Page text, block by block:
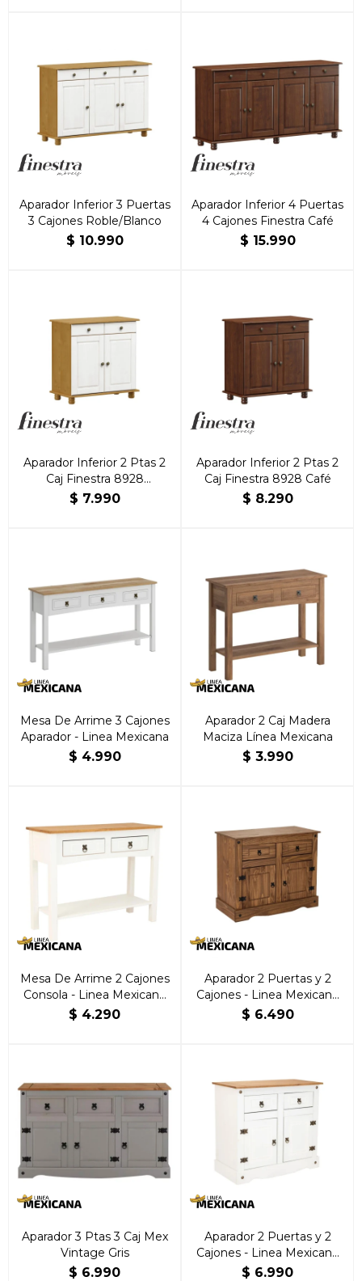
Aparador Inferior 3 Puertas
3 Cajones Roble/Blanco
$ 10.990
Aparador Inferior 4 Puertas
4 Cajones Finestra Café
$ 15.990
Aparador Inferior 2 Ptas 2
Caj Finestra 8928
Roble/Blanco
$ 7.990
Aparador Inferior 2 Ptas 2
Caj Finestra 8928 Café
$ 8.290
Mesa De Arrime 3 Cajones
Aparador - Linea Mexicana
$ 4.990
Aparador 2 Caj Madera
Maciza Línea Mexicana
$ 3.990
Mesa De Arrime 2 Cajones
Consola - Linea Mexicana
Blanco
$ 4.290
Aparador 2 Puertas y 2
Cajones - Linea Mexicana
Nogal
$ 6.490
Aparador 3 Ptas 3 Caj Mex
Vintage Gris
$ 6.990
Aparador 2 Puertas y 2
Cajones - Linea Mexicana
Blanco
$ 6.990